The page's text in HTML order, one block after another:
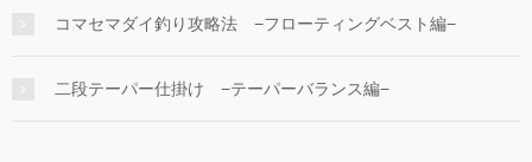
コマセマダイ釣り攻略法 −フローティングベスト編−
二段テーパー仕掛け −テーパーバランス編−